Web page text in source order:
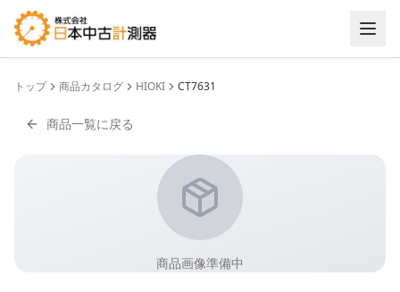
トップ 商品カタログ HIOKI CT7631
商品一覧に戻る
商品画像準備中